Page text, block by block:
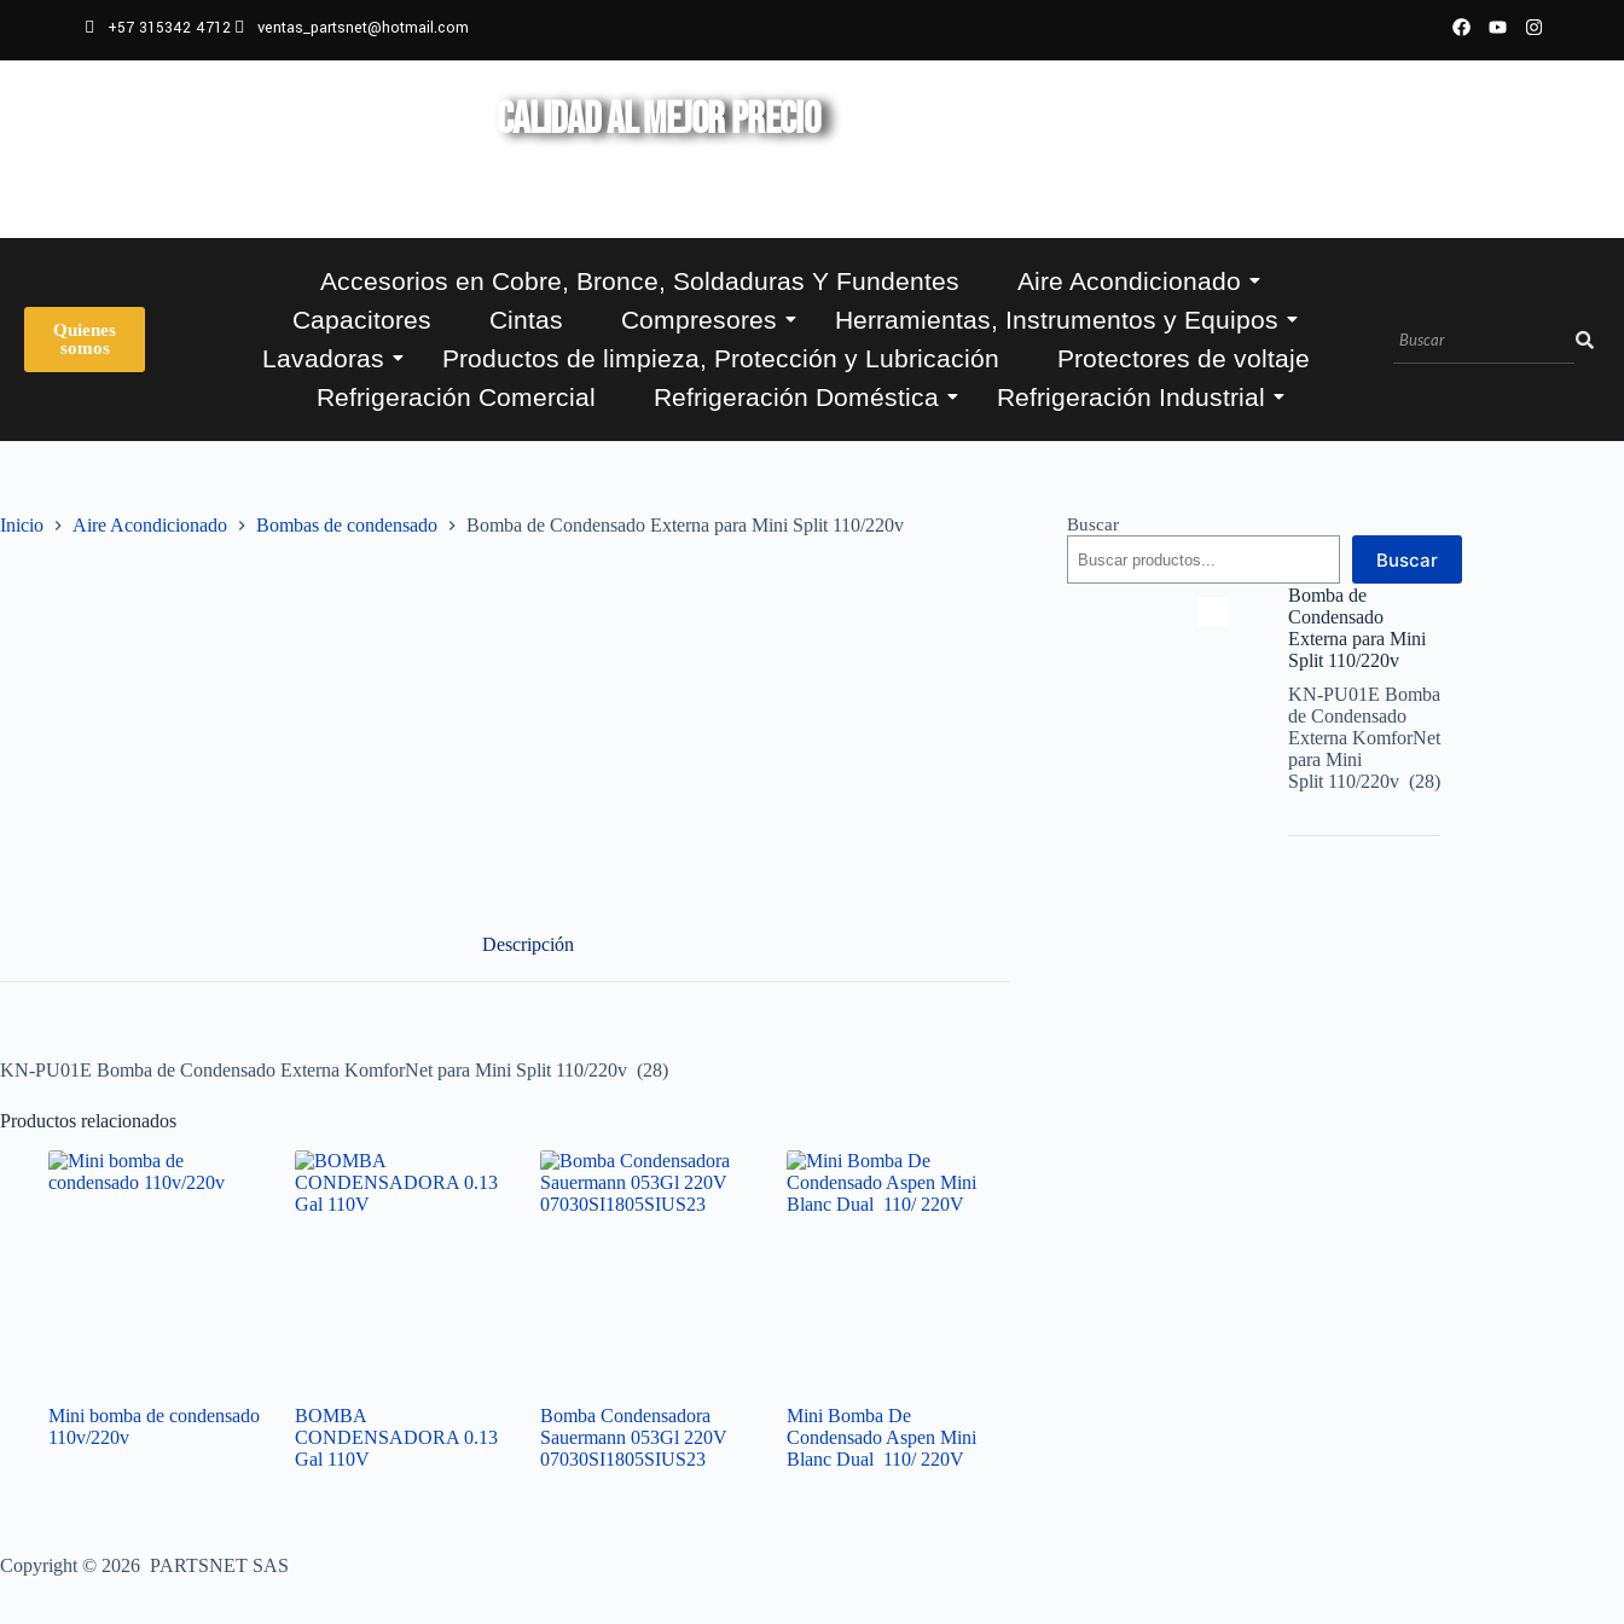
+57 315342 4712 ventas_partsnet@hotmail.com
CALIDAD AL MEJOR PRECIO
Quienes
somos
Accesorios en Cobre, Bronce, Soldaduras Y Fundentes
Aire Acondicionado
Capacitores
Cintas Compresores
Herramientas, Instrumentos y Equipos
Lavadoras
Productos de limpieza, Protección y Lubricación
Protectores de voltaje
Refrigeración Comercial
Refrigeración Doméstica Refrigeración Industrial
Inicio Aire Acondicionado Bombas de condensado Bomba de Condensado Externa para Mini Split 110/220v
Bomba de
Condensado
Externa para Mini
Split 110/220v
KN-PU01E Bomba
de Condensado
Externa KomforNet
para Mini
Split 110/220v (28)
Descripción
KN-PU01E Bomba de Condensado Externa KomforNet para Mini Split 110/220v (28)
Productos relacionados
Mini bomba de condensado
110v/220v
BOMBA
CONDENSADORA 0.13
Gal 110V
Bomba Condensadora
Sauermann 053Gl 220V
07030SI1805SIUS23
Mini Bomba De
Condensado Aspen Mini
Blanc Dual 110/ 220V
Buscar
Buscar
Copyright © 2026 PARTSNET SAS